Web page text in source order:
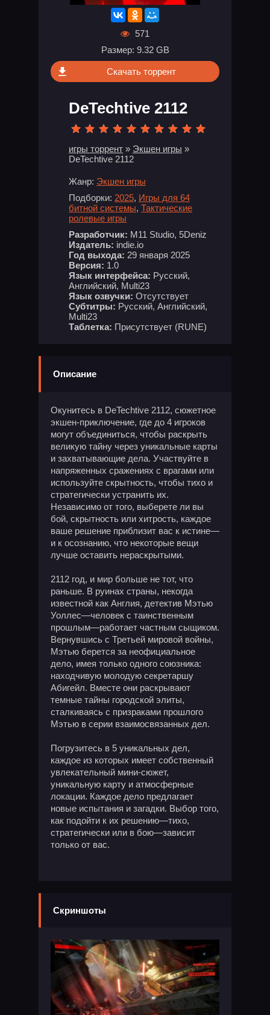
571
Размер: 9.32 GB
Скачать торрент
DeTechtive 2112
игры торрент » Экшен игры »
DeTechtive 2112
Жанр: Экшен игры
Подборки: 2025, Игры для 64
битной системы, Тактические
ролевые игры
Разработчик: M11 Studio, 5Deniz
Издатель: indie.io
Год выхода: 29 января 2025
Версия: 1.0
Язык интерфейса: Русский,
Английский, Multi23
Язык озвучки: Отсутствует
Субтитры: Русский, Английский,
Multi23
Таблетка: Присутствует (RUNE)
Описание
Окунитесь в DeTechtive 2112, сюжетное
экшен-приключение, где до 4 игроков
могут объединиться, чтобы раскрыть
великую тайну через уникальные карты
и захватывающие дела. Участвуйте в
напряженных сражениях с врагами или
используйте скрытность, чтобы тихо и
стратегически устранить их.
Независимо от того, выберете ли вы
бой, скрытность или хитрость, каждое
ваше решение приблизит вас к истине—
и к осознанию, что некоторые вещи
лучше оставить нераскрытыми.
2112 год, и мир больше не тот, что
раньше. В руинах страны, некогда
известной как Англия, детектив Мэтью
Уоллес—человек с таинственным
прошлым—работает частным сыщиком.
Вернувшись с Третьей мировой войны,
Мэтью берется за неофициальное
дело, имея только одного союзника:
находчивую молодую секретаршу
Абигейл. Вместе они раскрывают
темные тайны городской элиты,
сталкиваясь с призраками прошлого
Мэтью в серии взаимосвязанных дел.
Погрузитесь в 5 уникальных дел,
каждое из которых имеет собственный
увлекательный мини-сюжет,
уникальную карту и атмосферные
локации. Каждое дело предлагает
новые испытания и загадки. Выбор того,
как подойти к их решению—тихо,
стратегически или в бою—зависит
только от вас.
Скриншоты